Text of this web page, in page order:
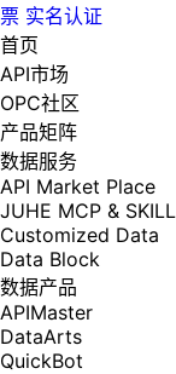
票 实名认证
首页
API市场
OPC社区
产品矩阵
数据服务
API Market Place
JUHE MCP &
Customized Data
Data Block
数据产品
APIMaster
DataArts
QuickBot